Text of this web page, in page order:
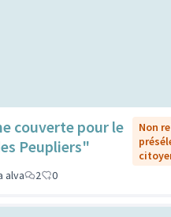
couverte pour le
Peupliers"
Non
alva
2 0